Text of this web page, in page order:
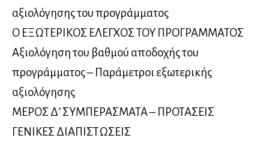
αξιολόγησης του προγράμματος
Ο ΕΞΩΤΕΡΙΚΟΣ ΕΛΕΓΧΟΣ ΤΟΥ ΠΡΟΓΡΑΜΜΑΤΟΣ
Αξιολόγηση του βαθμού αποδοχής του
προγράμματος – Παράμετροι εξωτερικής
αξιολόγησης
ΜΕΡΟΣ Δ’ ΣΥΜΠΕΡΑΣΜΑΤΑ – ΠΡΟΤΑΣΕΙΣ
ΓΕΝΙΚΕΣ ΔΙΑΠΙΣΤΩΣΕΙΣ